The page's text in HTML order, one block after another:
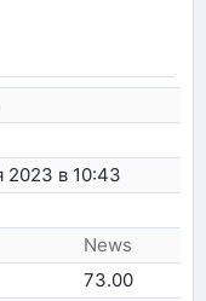
2023 в 10:43
News
73.00